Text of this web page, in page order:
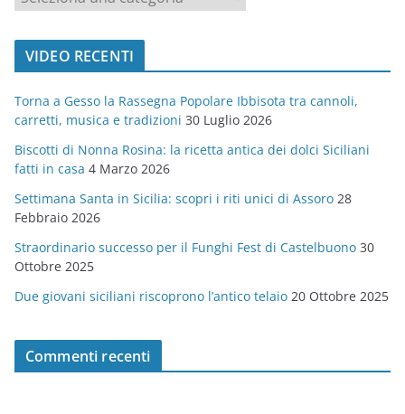
t
o
r
i
e
VIDEO RECENTI
Torna a Gesso la Rassegna Popolare Ibbisota tra cannoli,
carretti, musica e tradizioni 30 Luglio 2026
Biscotti di Nonna Rosina: la ricetta antica dei dolci Siciliani
fatti in casa 4 Marzo 2026
Settimana Santa in Sicilia: scopri i riti unici di Assoro 28
Febbraio 2026
Straordinario successo per il Funghi Fest di Castelbuono 30
Ottobre 2025
Due giovani siciliani riscoprono l’antico telaio 20 Ottobre 2025
Commenti recenti